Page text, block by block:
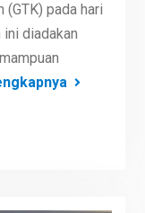
(GTK) pada hari
diadakan